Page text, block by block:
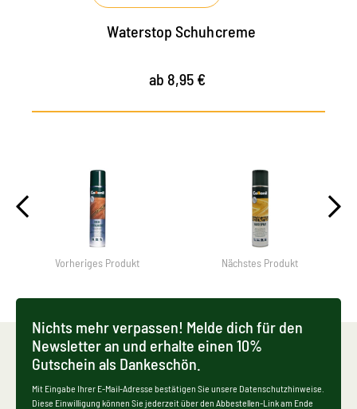
Waterstop Schuhcreme
ab 8,95 €
Vorheriges Produkt Nächstes Produkt
Nichts mehr verpassen! Melde dich für den
Newsletter an und erhalte einen 10%
Gutschein als Dankeschön.
Mit Eingabe Ihrer E-Mail-Adresse bestätigen Sie unsere Datenschutzhinweise.
Diese Einwilligung können Sie jederzeit über den Abbestellen-Link am Ende